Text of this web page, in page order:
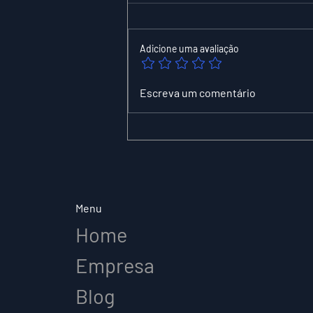
O que é um agente de
próxima onda de
Adicione uma avaliação
Escreva um comentário
Menu
Home
Empresa
Blog